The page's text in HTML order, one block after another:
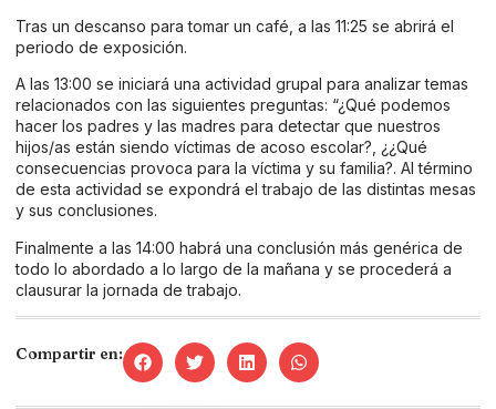
Tras un descanso para tomar un café, a las 11:25 se abrirá el
periodo de exposición.
A las 13:00 se iniciará una actividad grupal para analizar temas
relacionados con las siguientes preguntas: “¿Qué podemos
hacer los padres y las madres para detectar que nuestros
hijos/as están siendo víctimas de acoso escolar?, ¿¿Qué
consecuencias provoca para la víctima y su familia?. Al término
de esta actividad se expondrá el trabajo de las distintas mesas
y sus conclusiones.
Finalmente a las 14:00 habrá una conclusión más genérica de
todo lo abordado a lo largo de la mañana y se procederá a
clausurar la jornada de trabajo.
Compartir en: